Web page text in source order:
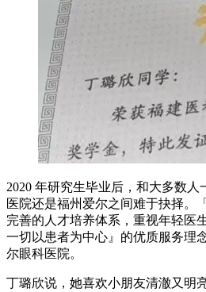
2020 年研究生毕业后，和大多数
医院还是福州爱尔之间难于抉择。
完善的人才培养体系，重视年轻医
一切以患者为中心』的优质服务理
尔眼科医院。
丁璐欣说，她喜欢小朋友清澈又明